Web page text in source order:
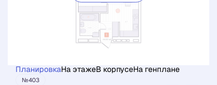
ПланировкаНа этажеВ корпусеНа генплане
№403